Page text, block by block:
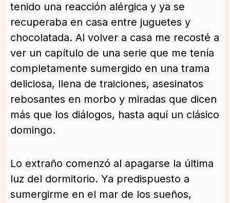
tenido una reacción alérgica y ya se
recuperaba en casa entre juguetes y
chocolatada. Al volver a casa me recosté a
ver un capítulo de una serie que me tenía
completamente sumergido en una trama
deliciosa, llena de traiciones, asesinatos
rebosantes en morbo y miradas que dicen
más que los diálogos, hasta aquí un clásico
domingo.
Lo extraño comenzó al apagarse la última
luz del dormitorio. Ya predispuesto a
sumergirme en el mar de los sueños,